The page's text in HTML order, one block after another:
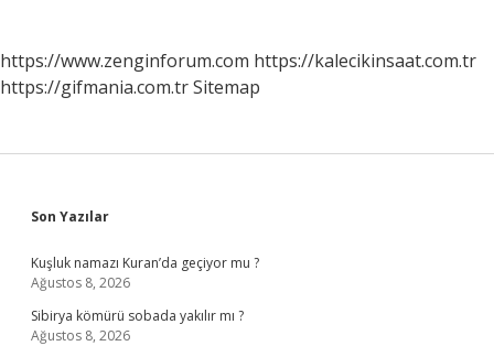
https://www.zenginforum.com https://kalecikinsaat.com.tr
https://gifmania.com.trSitemap
Sidebar
Son Yazılar
Kuşluk namazı Kuran’da geçiyor mu ?
Ağustos 8, 2026
Sibirya kömürü sobada yakılır mı ?
Ağustos 8, 2026